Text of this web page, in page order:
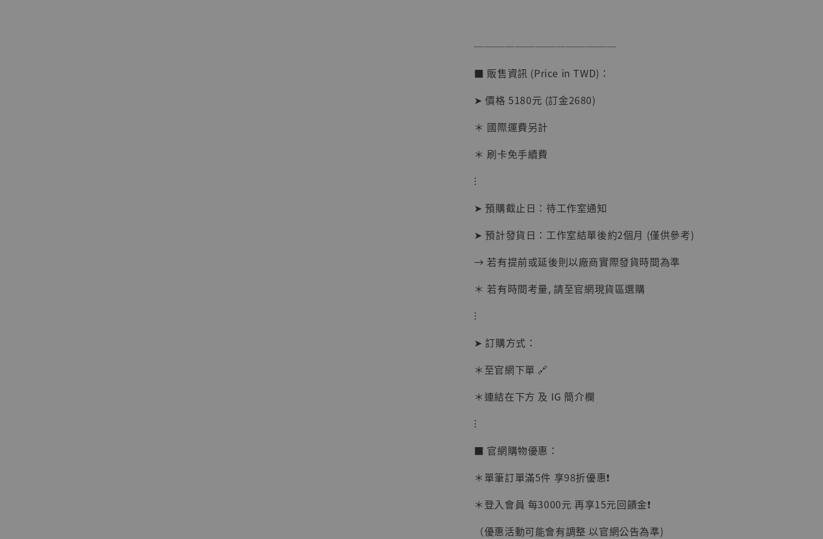
【店內現貨】海賊王
系列蒐藏雕像 布魯
克達摩 [7STARS
Studio]
NT$ 1,870
加購優惠【讓子彈飛 鵝城縣長 張麻子 [BK01]】
可動蒐藏人偶 讓子
彈飛 鵝城縣長 張麻
子 [BK01]
NT$ 5,300
-
──────────────
■ 販售資訊 (Price in TWD)：
➤ 價格 5180元 (訂金2680)
＊ 國際運費另計
＊ 刷卡免手續費
⁝
➤ 預購截止日：待工作室通知
➤ 預計發貨日：工作室結單後約2個月 (僅供參考)
→ 若有提前或延後則以廠商實際發貨時間為準
＊ 若有時間考量, 請至官網現貨區選購
⁝
➤ 訂購方式：
＊至官網下單 🔗
＊連結在下方 及 IG 簡介欄
⁝
■ 官網購物優惠：
＊單筆訂單滿5件 享98折優惠❗️
＊登入會員 每3000元 再享15元回饋金❗️
（優惠活動可能會有調整 以官網公告為準)